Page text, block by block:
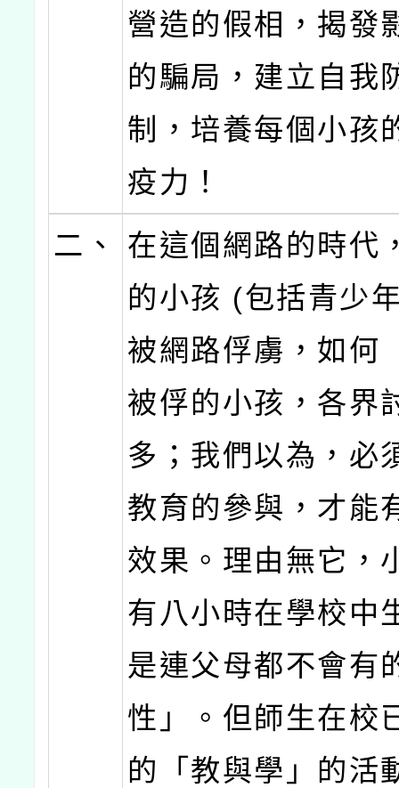
營造的假相，揭發
的騙局，建立自我
制，培養每個小孩
疫力！
二、
在這個網路的時代
的小孩 (包括青少
被網路俘虜，如何
被俘的小孩，各界
多；我們以為，必
教育的參與，才能
效果。理由無它，
有八小時在學校中
是連父母都不會有
性」。但師生在校
的「教與學」的活